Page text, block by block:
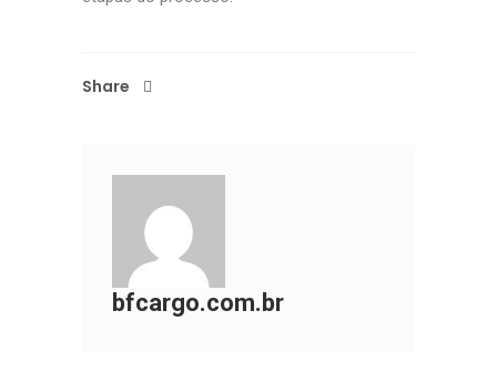
Share
bfcargo.com.br